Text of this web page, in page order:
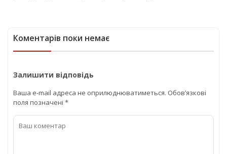
Коментарів поки немає
Залишити відповідь
Ваша e-mail адреса не оприлюднюватиметься. Обов’язкові
поля позначені *